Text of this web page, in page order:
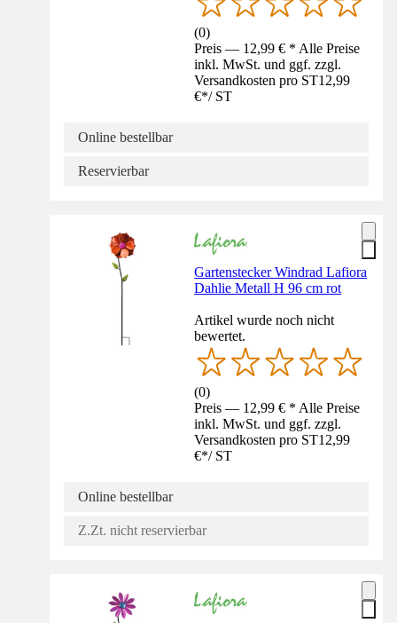
(0)
Preis — 12,99 € * Alle Preise
inkl. MwSt. und ggf. zzgl.
Versandkosten pro ST12,99
€*/ ST
Online bestellbar
Reservierbar
Gartenstecker Windrad Lafiora
Dahlie Metall H 96 cm rot
Artikel wurde noch nicht
bewertet.
(0)
Preis — 12,99 € * Alle Preise
inkl. MwSt. und ggf. zzgl.
Versandkosten pro ST12,99
€*/ ST
Online bestellbar
Z.Zt. nicht reservierbar